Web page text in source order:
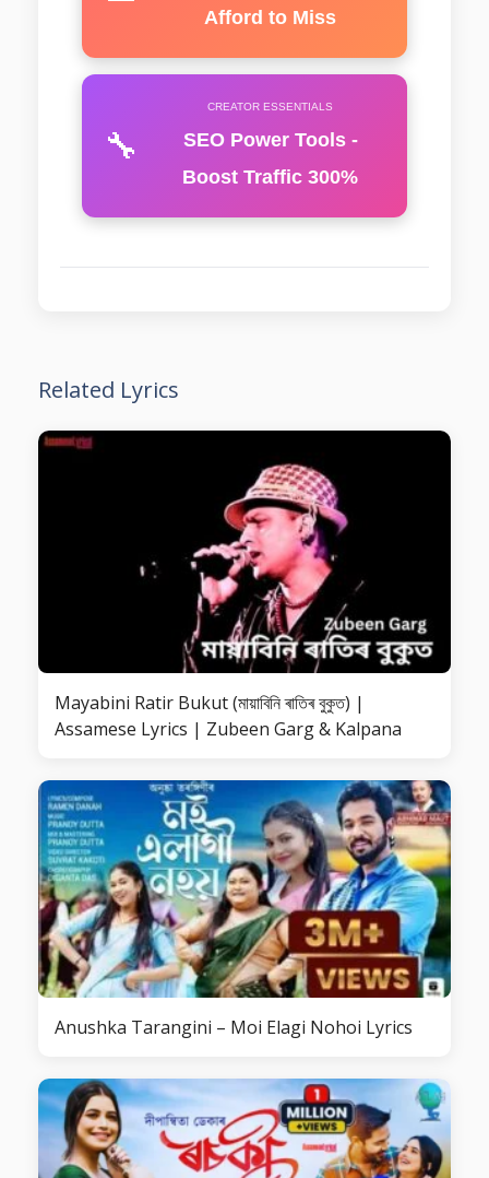
Afford to Miss
🔧
CREATOR ESSENTIALS
SEO Power Tools -
Boost Traffic 300%
Related Lyrics
Mayabini Ratir Bukut (মায়াবিনি ৰাতিৰ বুকুত) |
Assamese Lyrics | Zubeen Garg & Kalpana
Anushka Tarangini – Moi Elagi Nohoi Lyrics